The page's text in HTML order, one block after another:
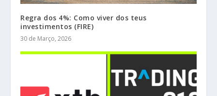
Regra dos 4%: Como viver dos teus
investimentos (FIRE)
30 de Março, 2026